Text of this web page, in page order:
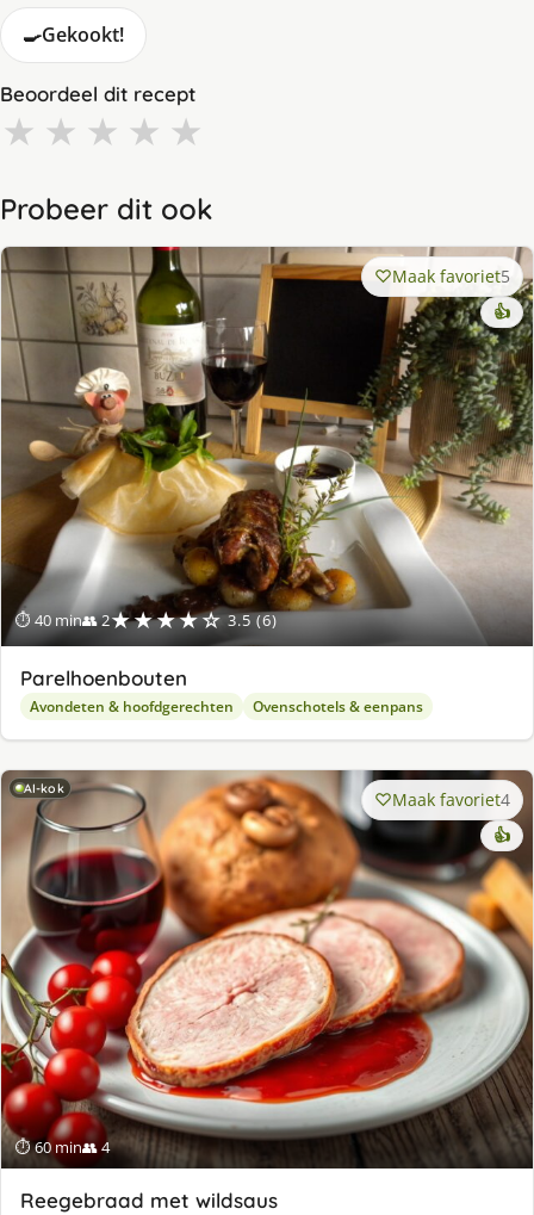
🍳Gekookt!
Beoordeel dit recept
★ ★ ★ ★ ★
Probeer dit ook
⏱ 40 min👥 2★★★★☆ 3.5 (6)
Maak favoriet5
👍
Parelhoenbouten
Avondeten & hoofdgerechten Ovenschotels & eenpans
AI-kok
⏱ 60 min👥 4
Maak favoriet4
👍
Reegebraad met wildsaus